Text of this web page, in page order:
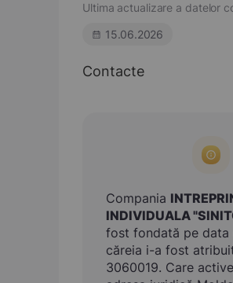
Ultima actualizare a datelor
15.06.2026
Contacte
Compania
INDIVIDUALA
fost fondată pe data
căreia i-a fost
3060019. Care